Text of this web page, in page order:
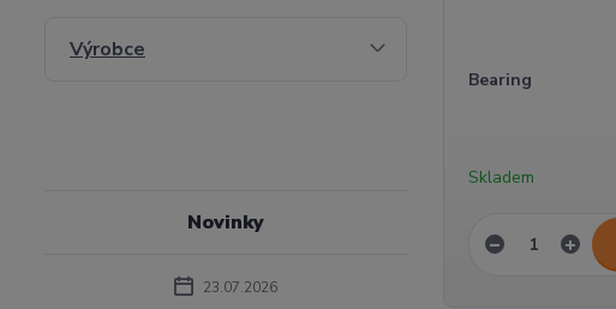
Bearing
Skladem
Výrobce
Novinky
23.07.2026